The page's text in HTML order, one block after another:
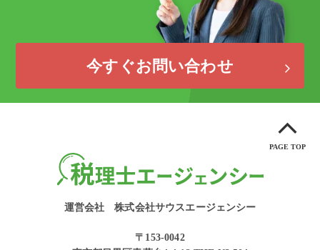
今すぐお問い合わせ
PAGE TOP
運営会社 株式会社サウスエージェンシー
〒153-0042